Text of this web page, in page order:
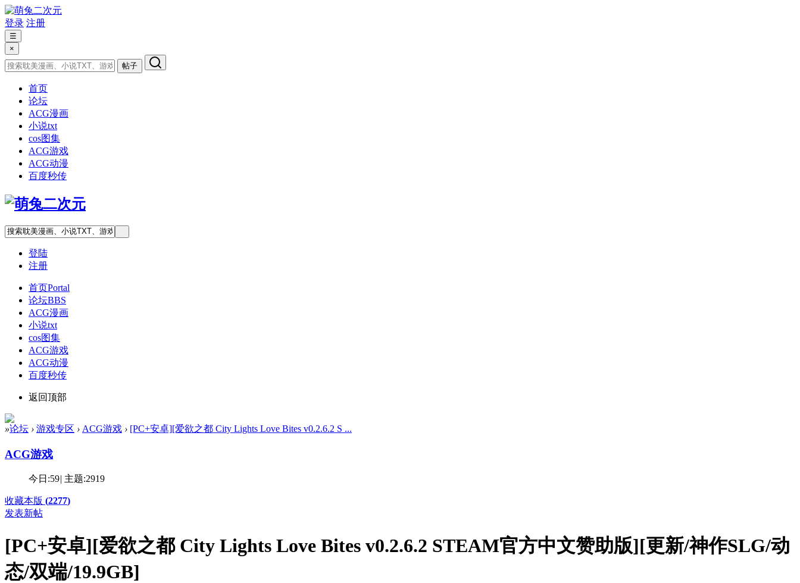
登录 注册
☰
×
帖子
首页
论坛
ACG漫画
小说txt
cos图集
ACG游戏
ACG动漫
百度秒传
登陆
注册
首页Portal
论坛BBS
ACG漫画
小说txt
cos图集
ACG游戏
ACG动漫
百度秒传
返回顶部
»论坛 › 游戏专区 › ACG游戏 › [PC+安卓][爱欲之都 City Lights Love Bites v0.2.6.2 S ...
ACG游戏
今日:59| 主题:2919
收藏本版 (2277)
发表新帖
[PC+安卓][爱欲之都 City Lights Love Bites v0.2.6.2 STEAM官方中文赞助版][更新/神作SLG/动
态/双端/19.9GB]